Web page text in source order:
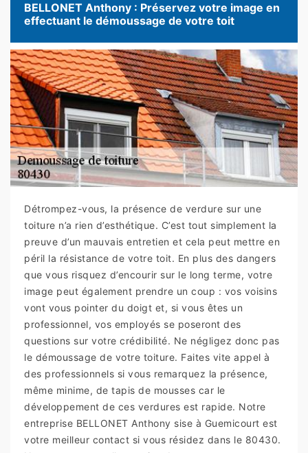
BELLONET Anthony : Préservez votre image en
effectuant le démoussage de votre toit
Détrompez-vous, la présence de verdure sur une
toiture n’a rien d’esthétique. C’est tout simplement la
preuve d’un mauvais entretien et cela peut mettre en
péril la résistance de votre toit. En plus des dangers
que vous risquez d’encourir sur le long terme, votre
image peut également prendre un coup : vos voisins
vont vous pointer du doigt et, si vous êtes un
professionnel, vos employés se poseront des
questions sur votre crédibilité. Ne négligez donc pas
le démoussage de votre toiture. Faites vite appel à
des professionnels si vous remarquez la présence,
même minime, de tapis de mousses car le
développement de ces verdures est rapide. Notre
entreprise BELLONET Anthony sise à Guemicourt est
votre meilleur contact si vous résidez dans le 80430.